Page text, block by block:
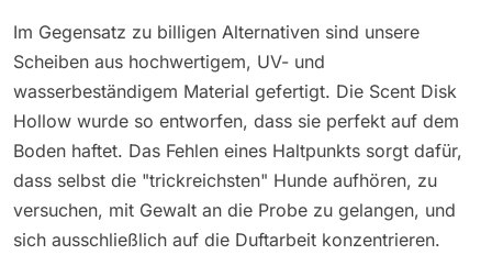
Im Gegensatz zu billigen Alternativen sind unsere
Scheiben aus hochwertigem, UV- und
wasserbeständigem Material gefertigt. Die Scent Disk
Hollow wurde so entworfen, dass sie perfekt auf dem
Boden haftet. Das Fehlen eines Haltpunkts sorgt dafür,
dass selbst die "trickreichsten" Hunde aufhören, zu
versuchen, mit Gewalt an die Probe zu gelangen, und
sich ausschließlich auf die Duftarbeit konzentrieren.